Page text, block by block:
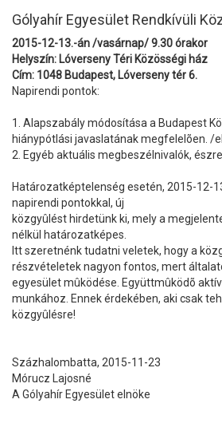
Gólyahír Egyesület Rendkívüli
2015-12-13.-án /vasárnap/ 9.30 órakor
Helyszín: Lóverseny Téri Közösségi ház
Cím: 1048 Budapest, Lóverseny tér 6.
Napirendi pontok:
1. Alapszabály módosítása a Budapest
hiánypótlási javaslatának megfelelõen. /
2. Egyéb aktuális megbeszélnivalók,
Határozatképtelenség esetén, 2015-12-
napirendi pontokkal, új
közgyûlést hirdetünk ki, mely a
nélkül határozatképes.
Itt szeretnénk tudatni veletek, hogy a
részvételetek nagyon fontos, mert
egyesület mûködése. Együttmûködõ
munkához. Ennek érdekében, aki csak
közgyûlésre!
Százhalombatta, 2015-11-23
Mórucz Lajosné
A Gólyahír Egyesület elnöke